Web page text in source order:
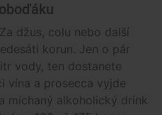
džus, colu nebo další
korun. Jen o pár
vody, ten dostanete
vína a prosecca vyjde
míchaný alkoholický drink